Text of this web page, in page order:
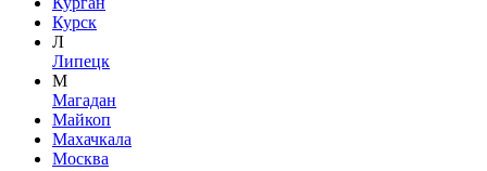
Курск
Л
Липецк
М
Магадан
Майкоп
Махачкала
Москва